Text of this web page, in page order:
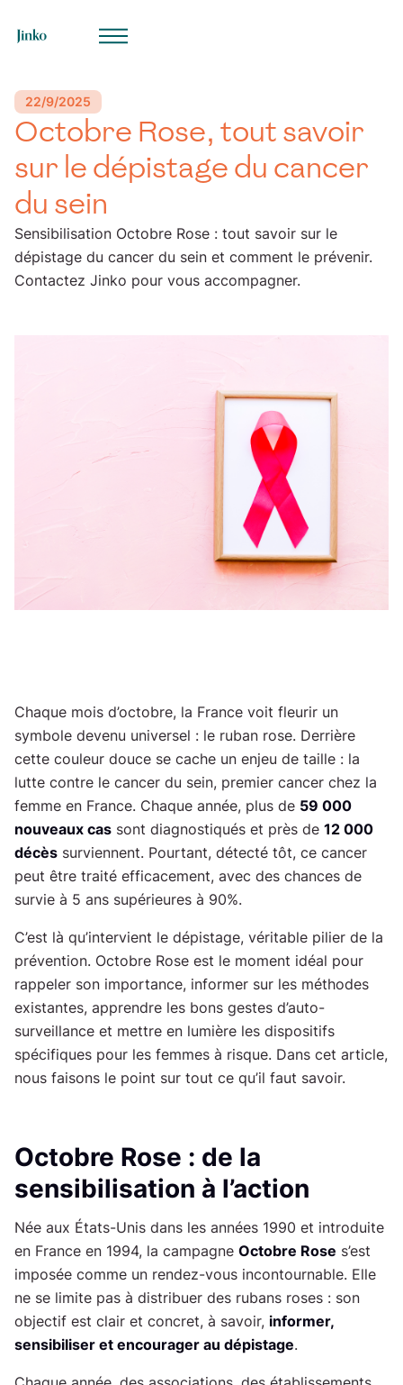
22/9/2025
Octobre Rose, tout savoir
sur le dépistage du cancer
du sein
Sensibilisation Octobre Rose : tout savoir sur le
dépistage du cancer du sein et comment le prévenir.
Contactez Jinko pour vous accompagner.
Chaque mois d’octobre, la France voit fleurir un
symbole devenu universel : le ruban rose. Derrière
cette couleur douce se cache un enjeu de taille : la
lutte contre le cancer du sein, premier cancer chez la
femme en France. Chaque année, plus de 59 000
nouveaux cas sont diagnostiqués et près de 12 000
décès surviennent. Pourtant, détecté tôt, ce cancer
peut être traité efficacement, avec des chances de
survie à 5 ans supérieures à 90%.
C’est là qu’intervient le dépistage, véritable pilier de la
prévention. Octobre Rose est le moment idéal pour
rappeler son importance, informer sur les méthodes
existantes, apprendre les bons gestes d’auto-
surveillance et mettre en lumière les dispositifs
spécifiques pour les femmes à risque. Dans cet article,
nous faisons le point sur tout ce qu’il faut savoir.
Octobre Rose : de la
sensibilisation à l’action
Née aux États-Unis dans les années 1990 et introduite
en France en 1994, la campagne Octobre Rose s’est
imposée comme un rendez-vous incontournable. Elle
ne se limite pas à distribuer des rubans roses : son
objectif est clair et concret, à savoir, informer,
sensibiliser et encourager au dépistage.